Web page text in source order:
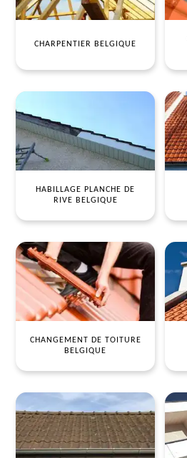
CHARPENTIER BELGIQUE
HABILLAGE PLANCHE DE
RIVE BELGIQUE
CHANGEMENT DE TOITURE
BELGIQUE